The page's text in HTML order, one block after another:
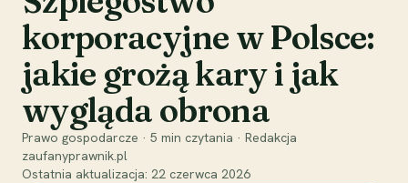
korporacyjne w Polsce:
jakie grożą kary i jak
wygląda obrona
Prawo gospodarcze · 5 min czytania · Redakcja
zaufanyprawnik.pl
Ostatnia aktualizacja: 22 czerwca 2026